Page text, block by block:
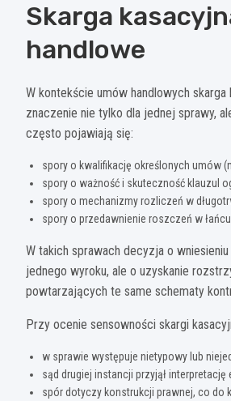
Skarga
handlowe
W kontekście umów handlowych
znaczenie nie tylko dla jednej sprawy,
często pojawiają się:
spory o kwalifikację określonych umów
spory o ważność i skuteczność klauzul
spory o mechanizmy rozliczeń w
spory o przedawnienie roszczeń w
W takich sprawach decyzja o
jednego wyroku, ale o uzyskanie
powtarzających te same schematy
Przy ocenie sensowności skargi
w sprawie występuje nietypowy lub
sąd drugiej instancji przyjął
spór dotyczy konstrukcji prawnej, co do